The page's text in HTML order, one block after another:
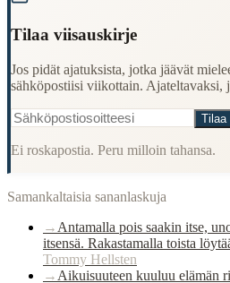
Tilaa viisauskirje
Jos pidät ajatuksista, jotka jäävät
sähköpostiisi viikottain. Ajateltavaksi,
Tilaa
Ei roskapostia. Peru milloin tahansa.
Samankaltaisia sananlaskuja
→ Antamalla pois saakin itse,
itsensä. Rakastamalla toista
Tommy Hellsten
→ Aikuisuuteen kuuluu elämän